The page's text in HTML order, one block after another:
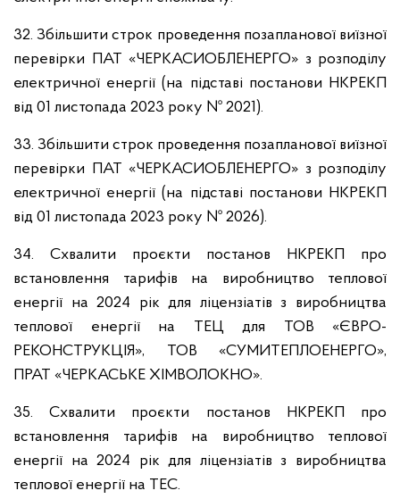
32. Збільшити строк проведення позапланової виїзної
перевірки ПАТ «ЧЕРКАСИОБЛЕНЕРГО» з розподілу
електричної енергії (на підставі постанови НКРЕКП
від 01 листопада 2023 року № 2021).
33. Збільшити строк проведення позапланової виїзної
перевірки ПАТ «ЧЕРКАСИОБЛЕНЕРГО» з розподілу
електричної енергії (на підставі постанови НКРЕКП
від 01 листопада 2023 року № 2026).
34. Схвалити проєкти постанов НКРЕКП про
встановлення тарифів на виробництво теплової
енергії на 2024 рік для ліцензіатів з виробництва
теплової енергії на ТЕЦ для ТОВ «ЄВРО-
РЕКОНСТРУКЦІЯ», ТОВ «СУМИТЕПЛОЕНЕРГО»,
ПРАТ «ЧЕРКАСЬКЕ ХІМВОЛОКНО».
35. Схвалити проєкти постанов НКРЕКП про
встановлення тарифів на виробництво теплової
енергії на 2024 рік для ліцензіатів з виробництва
теплової енергії на ТЕС.